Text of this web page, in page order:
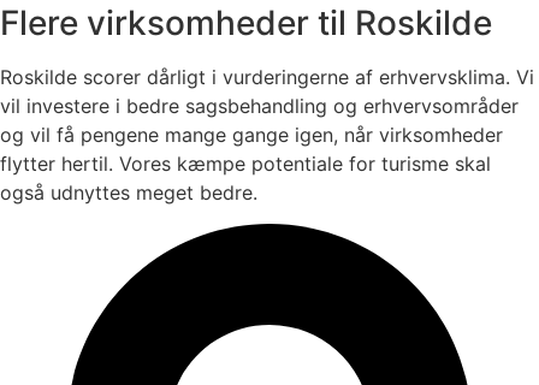
Flere virksomheder til Roskilde
Roskilde scorer dårligt i vurderingerne af erhvervsklima. Vi
vil investere i bedre sagsbehandling og erhvervsområder
og vil få pengene mange gange igen, når virksomheder
flytter hertil. Vores kæmpe potentiale for turisme skal
også udnyttes meget bedre.